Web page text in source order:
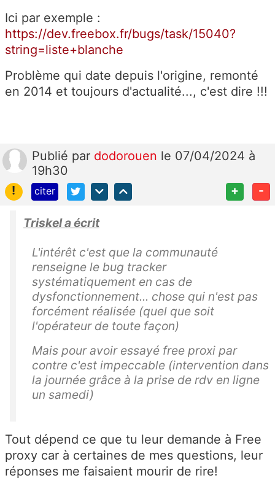
Ici par exemple :
https://dev.freebox.fr/bugs/task/15040?
string=liste+blanche
Problème qui date depuis l'origine, remonté
en 2014 et toujours d'actualité..., c'est dire !!!
Publié par dodorouen le 07/04/2024 à
19h30
!
citer + -
Triskel a écrit
L'intérêt c'est que la communauté
renseigne le bug tracker
systématiquement en cas de
dysfonctionnement... chose qui n'est pas
forcément réalisée (quel que soit
l'opérateur de toute façon)
Mais pour avoir essayé free proxi par
contre c'est impeccable (intervention dans
la journée grâce à la prise de rdv en ligne
un samedi)
Tout dépend ce que tu leur demande à Free
proxy car à certaines de mes questions, leur
réponses me faisaient mourir de rire!